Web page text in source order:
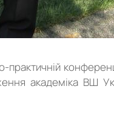
академіка ВШ